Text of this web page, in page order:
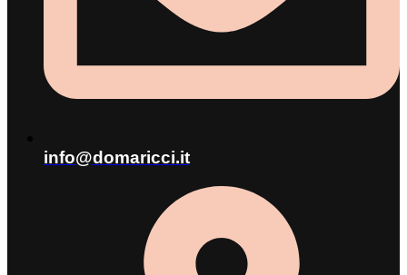
info@domaricci.it